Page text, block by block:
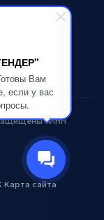
Вам
если у вас
· ИНН
·Карта сайта·